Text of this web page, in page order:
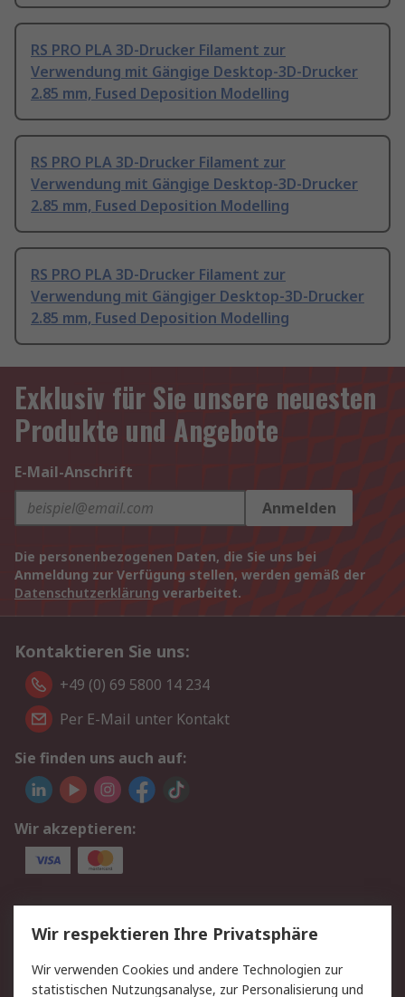
RS PRO PLA 3D-Drucker Filament zur
Verwendung mit Gängige Desktop-3D-Drucker
2.85 mm, Fused Deposition Modelling
RS PRO PLA 3D-Drucker Filament zur
Verwendung mit Gängige Desktop-3D-Drucker
2.85 mm, Fused Deposition Modelling
RS PRO PLA 3D-Drucker Filament zur
Verwendung mit Gängiger Desktop-3D-Drucker
2.85 mm, Fused Deposition Modelling
Exklusiv für Sie unsere neuesten
Produkte und Angebote
E-Mail-Anschrift
Anmelden
Die personenbezogenen Daten, die Sie uns bei
Anmeldung zur Verfügung stellen, werden gemäß der
Datenschutzerklärung verarbeitet.
Kontaktieren Sie uns:
+49 (0) 69 5800 14 234
Per E-Mail unter Kontakt
Sie finden uns auch auf:
Wir akzeptieren:
Service
Value Added Services
Lieferlösungen
Rücksendungen
Kontakt
Wir respektieren Ihre Privatsphäre
Wir verwenden Cookies und andere Technologien zur
statistischen Nutzungsanalyse, zur Personalisierung und